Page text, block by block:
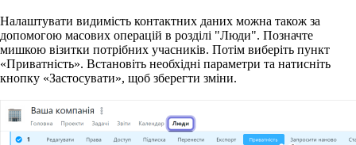
Налаштувати видимість контактних даних можна також за
допомогою масових операцій в розділі "Люди". Позначте
мишкою візитки потрібних учасників. Потім виберіть пункт
«Приватність». Встановіть необхідні параметри та натисніть
кнопку «Застосувати», щоб зберегти зміни.